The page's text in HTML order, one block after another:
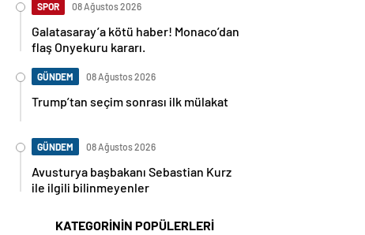
SPOR 08 Ağustos 2026
Galatasaray’a kötü haber! Monaco’dan
flaş Onyekuru kararı.
GÜNDEM 08 Ağustos 2026
Trump’tan seçim sonrası ilk mülakat
GÜNDEM 08 Ağustos 2026
Avusturya başbakanı Sebastian Kurz
ile ilgili bilinmeyenler
KATEGORİNİN POPÜLERLERİ